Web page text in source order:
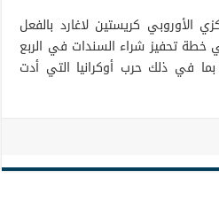
الأوروبي كريستين لاغارد بالفعل
خطة تحفيز شراء السندات في الربع
بما في ذلك حرب أوكرانيا التي أدت